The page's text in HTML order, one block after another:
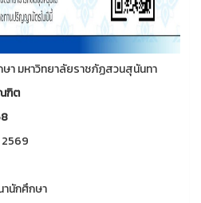
า มหาวิทยาลัยราชภัฏสวนสุนันทา
ฑิต
นักศึกษา